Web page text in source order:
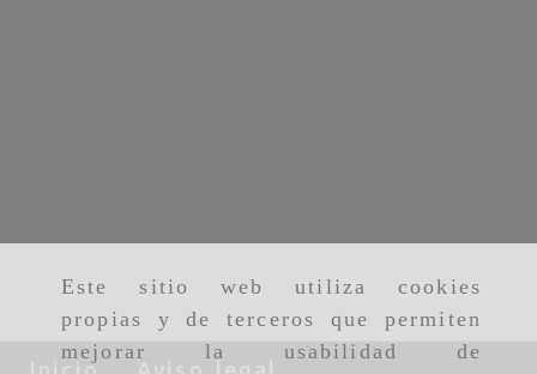
Este sitio web utiliza cookies
propias y de terceros que permiten
mejorar la usabilidad de